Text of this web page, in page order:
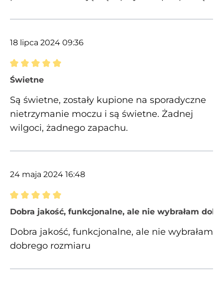
18 lipca 2024 09:36
Recenzja z oceną 5 spośród 5 gwiazdek
Świetne
Są świetne, zostały kupione na sporadyczne
nietrzymanie moczu i są świetne. Żadnej
wilgoci, żadnego zapachu.
24 maja 2024 16:48
Recenzja z oceną 5 spośród 5 gwiazdek
Dobra jakość, funkcjonalne, ale nie wybrałam
Dobra jakość, funkcjonalne, ale nie wybrałam
dobrego rozmiaru